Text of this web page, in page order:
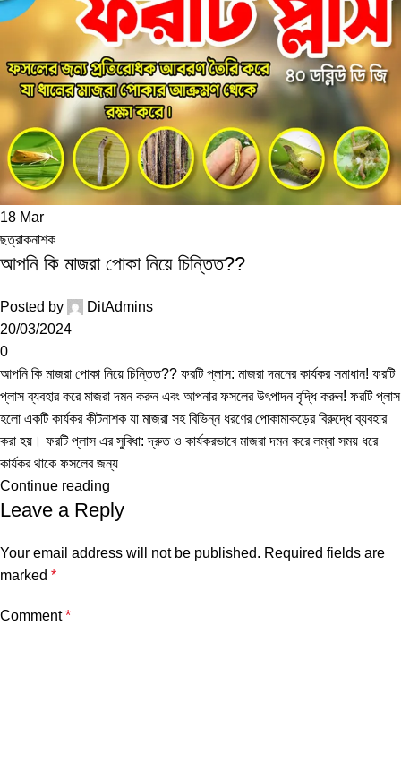
18 Mar
ছত্রাকনাশক
আপনি কি মাজরা পোকা নিয়ে চিন্তিত??
Posted by
DitAdmins
20/03/2024
0
আপনি কি মাজরা পোকা নিয়ে চিন্তিত?? ফরটি প্লাস: মাজরা দমনের কার্যকর সমাধান! ফরটি
প্লাস ব্যবহার করে মাজরা দমন করুন এবং আপনার ফসলের উৎপাদন বৃদ্ধি করুন! ফরটি প্লাস
হলো একটি কার্যকর কীটনাশক যা মাজরা সহ বিভিন্ন ধরণের পোকামাকড়ের বিরুদ্ধে ব্যবহার
করা হয়। ফরটি প্লাস এর সুবিধা: দ্রুত ও কার্যকরভাবে মাজরা দমন করে লম্বা সময় ধরে
কার্যকর থাকে ফসলের জন্য
Continue reading
Leave a Reply
Your email address will not be published. Required fields are
marked *
Comment*